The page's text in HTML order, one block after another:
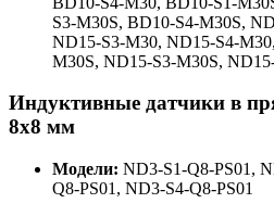
S3-M30S, BD10-S4-M30S,
ND15-S3-M30, ND15-S4-
M30S, ND15-S3-M30S,
Индуктивные датчики в
8х8 мм
Модели: ND3-S1-Q8-PS01,
Q8-PS01, ND3-S4-Q8-PS01